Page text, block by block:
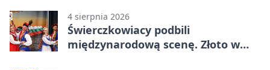
4 sierpnia 2026
Świerczkowiacy podbili
międzynarodową scenę. Złoto w